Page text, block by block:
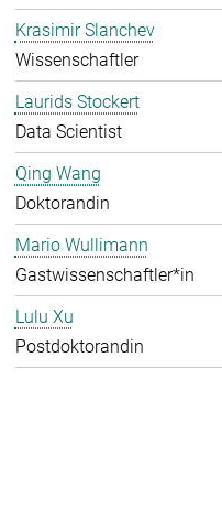
Krasimir Slanchev
Wissenschaftler
Laurids Stockert
Data Scientist
Qing Wang
Doktorandin
Mario Wullimann
Gastwissenschaftler*in
Lulu Xu
Postdoktorandin